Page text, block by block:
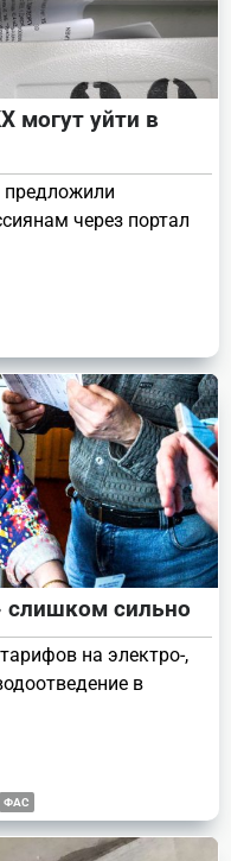
могут уйти в
предложили
через портал
слишком сильно
на электро-,
в
ФАС